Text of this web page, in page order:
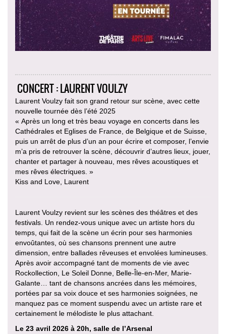
CONCERT : LAURENT VOULZY
Laurent Voulzy fait son grand retour sur scène, avec cette
nouvelle tournée dès l’été 2025
« Après un long et très beau voyage en concerts dans les
Cathédrales et Eglises de France, de Belgique et de Suisse,
puis un arrêt de plus d’un an pour écrire et composer, l’envie
m’a pris de retrouver la scène, découvrir d’autres lieux, jouer,
chanter et partager à nouveau, mes rêves acoustiques et
mes rêves électriques. »
Kiss and Love, Laurent
Laurent Voulzy revient sur les scènes des théâtres et des
festivals. Un rendez-vous unique avec un artiste hors du
temps, qui fait de la scène un écrin pour ses harmonies
envoûtantes, où ses chansons prennent une autre
dimension, entre ballades rêveuses et envolées lumineuses.
Après avoir accompagné tant de moments de vie avec
Rockollection, Le Soleil Donne, Belle-Île-en-Mer, Marie-
Galante… tant de chansons ancrées dans les mémoires,
portées par sa voix douce et ses harmonies soignées, ne
manquez pas ce moment suspendu avec un artiste rare et
certainement le mélodiste le plus attachant.
Le 23 avril 2026 à 20h, salle de l’Arsenal